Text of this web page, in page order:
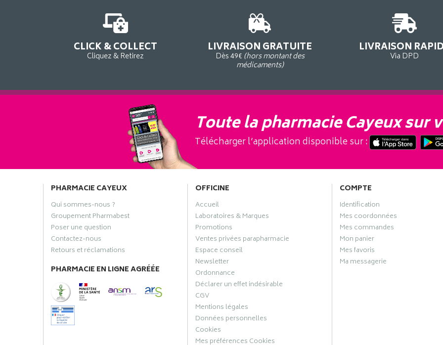
CLICK & COLLECT
Cliquez & Retirez
LIVRAISON GRATUITE
Dès 49€ (hors montant des
médicaments)
LIVRAISON
Via DPD
Toute la pharmacie Cayeux sur
Télécharger l’application disponible sur :
PHARMACIE CAYEUX
Qui sommes-nous ?
Groupement Pharmabest
Poser une question
Contactez-nous
Retours et réclamations
PHARMACIE EN LIGNE AGRÉÉE
OFFICINE
Accueil
Laboratoires & Marques
Promotions
Ventes privées parapharmacie
Espace conseil
Newsletter
Ordonnance
Déclarer un effet indésirable
CGV
Mentions légales
Données personnelles
Cookies
Mes préférences Cookies
COMPTE
Identification
Mes coordonnées
Mes commandes
Mon panier
Mes favoris
Ma messagerie